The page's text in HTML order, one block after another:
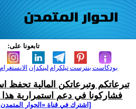
تابعونا على:
الانستغرام لينكدإن تيلكرامبنترست بودكاست
تبرعاتكم وتبرعاتكن المالية تحفظ
فشاركونا في دعم استمرارية هذا
[اشترك في قناة ‫«الحوار